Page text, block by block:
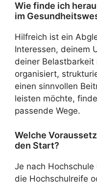
Wie finde ich
im
Hilfreich ist ein
Interessen, deinem
deiner Belastbarkeit
organisiert,
einen sinnvollen
leisten möchte,
passende Wege.
Welche
den Start?
Je nach
die Hochschulreife